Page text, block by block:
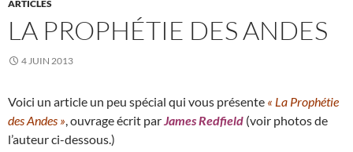
ARTICLES
LA PROPHÉTIE DES ANDES
4 JUIN 2013
Voici un article un peu spécial qui vous présente « La Prophétie
des Andes » , ouvrage écrit par James Redfield (voir photos de
l’auteur ci-dessous.)